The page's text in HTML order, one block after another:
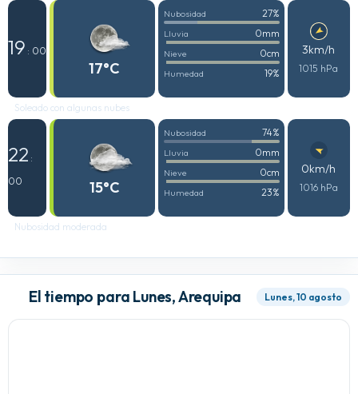
19 : 00
17°C
Nubosidad 27%
Lluvia 0mm
Nieve 0cm
Humedad 19%
3km/h
1015 hPa
Soleado con algunas nubes
22 :
00
15°C
Nubosidad 74%
Lluvia 0mm
Nieve 0cm
Humedad 23%
0km/h
1016 hPa
Nubosidad moderada
El tiempo para Lunes, Arequipa Lunes, 10 agosto